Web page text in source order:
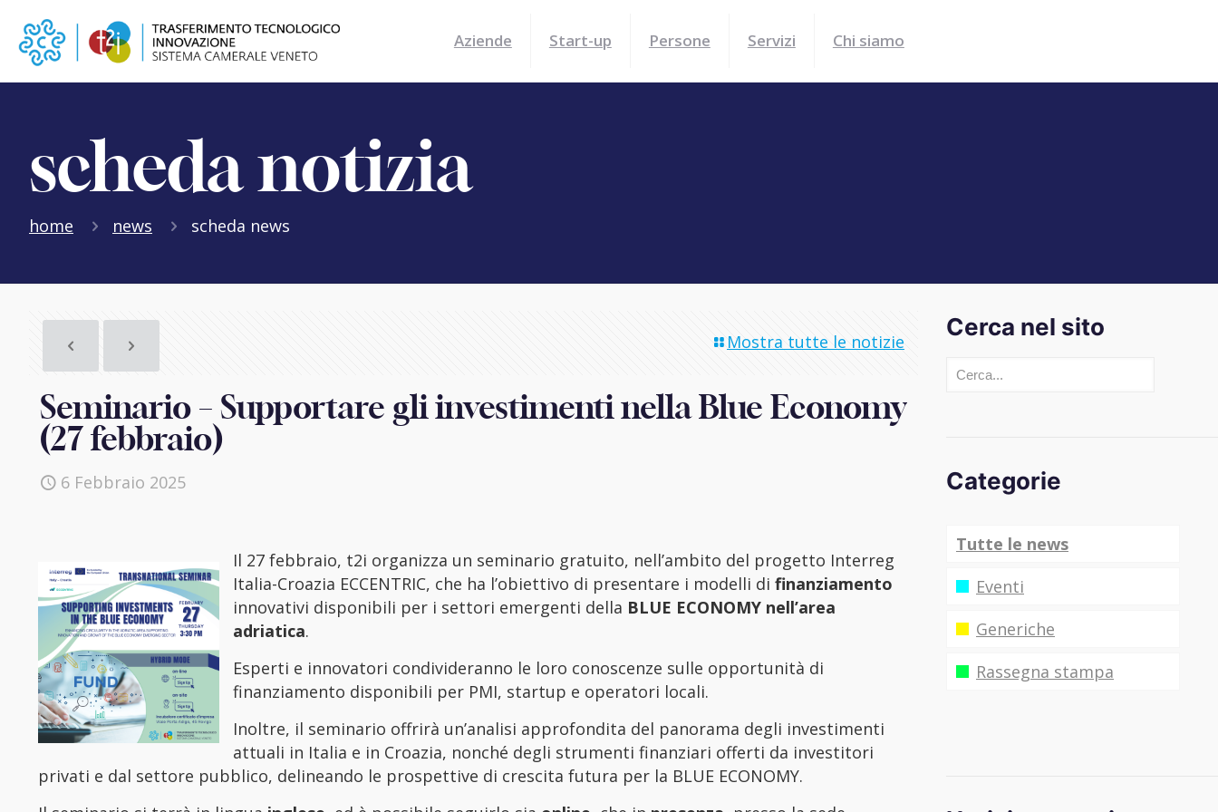
Aziende Start-up Persone Servizi Chi siamo
scheda notizia
home news scheda news
Mostra tutte le notizie
Seminario – Supportare gli investimenti nella Blue Economy
(27 febbraio)
6 Febbraio 2025
Il 27 febbraio, t2i organizza un seminario gratuito, nell’ambito del progetto Interreg
Italia-Croazia ECCENTRIC, che ha l’obiettivo di presentare i modelli di finanziamento
innovativi disponibili per i settori emergenti della BLUE ECONOMY nell’area
adriatica.
Esperti e innovatori condivideranno le loro conoscenze sulle opportunità di
finanziamento disponibili per PMI, startup e operatori locali.
Inoltre, il seminario offrirà un’analisi approfondita del panorama degli investimenti
attuali in Italia e in Croazia, nonché degli strumenti finanziari offerti da investitori
privati e dal settore pubblico, delineando le prospettive di crescita futura per la BLUE ECONOMY.
Cerca nel sito
Cerca
Categorie
Tutte le news
Eventi
Generiche
Rassegna stampa